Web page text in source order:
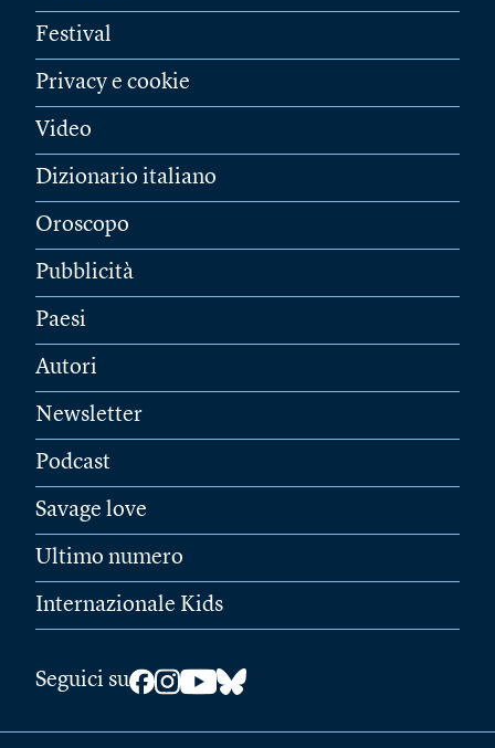
Festival
Privacy e cookie
Video
Dizionario italiano
Oroscopo
Pubblicità
Paesi
Autori
Newsletter
Podcast
Savage love
Ultimo numero
Internazionale Kids
Seguici su